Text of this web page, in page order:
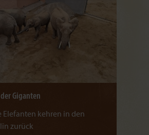
Giganten
Elefanten kehren in den
zurück